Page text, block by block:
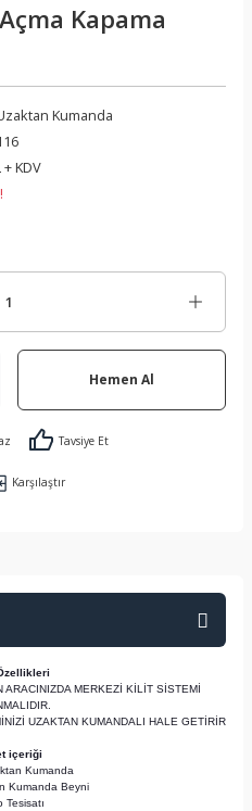
Kapama
Kumanda
+ KDV
Hemen Al
Tavsiye Et
Karşılaştır
MERKEZİ KİLİT SİSTEMİ
UZAKTAN KUMANDALI HALE GETİRİR
içeriği
Kumanda
Kumanda Beyni
Tesisatı